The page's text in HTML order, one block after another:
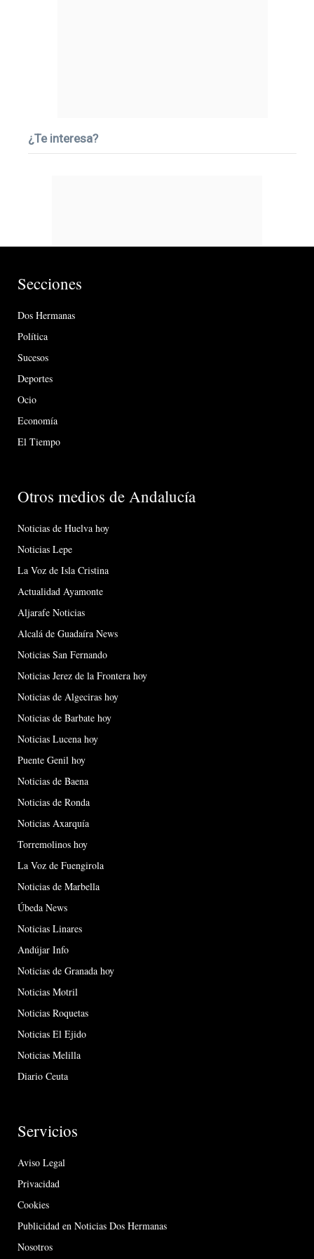
¿Te interesa?
Secciones
Dos Hermanas
Política
Sucesos
Deportes
Ocio
Economía
El Tiempo
Otros medios de Andalucía
Noticias de Huelva hoy
Noticias Lepe
La Voz de Isla Cristina
Actualidad Ayamonte
Aljarafe Noticias
Alcalá de Guadaíra News
Noticias San Fernando
Noticias Jerez de la Frontera hoy
Noticias de Algeciras hoy
Noticias de Barbate hoy
Noticias Lucena hoy
Puente Genil hoy
Noticias de Baena
Noticias de Ronda
Noticias Axarquía
Torremolinos hoy
La Voz de Fuengirola
Noticias de Marbella
Úbeda News
Noticias Linares
Andújar Info
Noticias de Granada hoy
Noticias Motril
Noticias Roquetas
Noticias El Ejido
Noticias Melilla
Diario Ceuta
Servicios
Aviso Legal
Privacidad
Cookies
Publicidad en Noticias Dos Hermanas
Nosotros